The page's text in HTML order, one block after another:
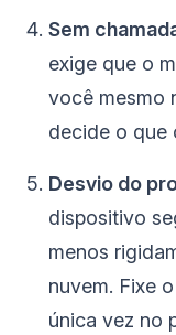
Sem
exige que o
você mesmo
decide o que
Desvio do
dispositivo
menos
nuvem. Fixe
única vez no